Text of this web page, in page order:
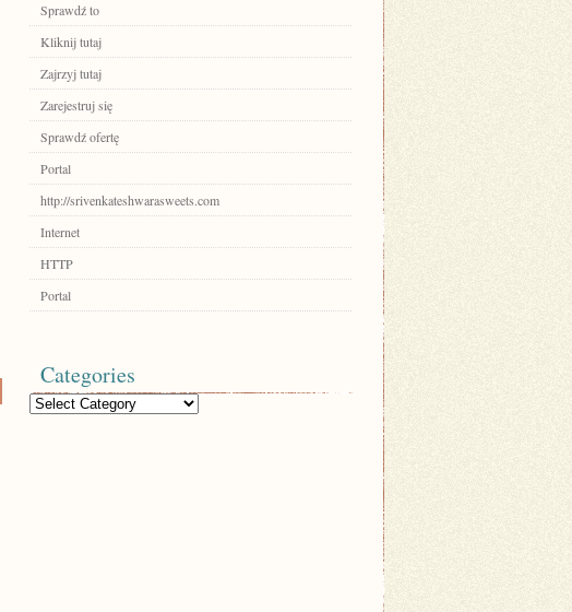
Sprawdź to
Kliknij tutaj
Zajrzyj tutaj
Zarejestruj się
Sprawdź ofertę
Portal
http://srivenkateshwarasweets.com
Internet
HTTP
Portal
Categories
Categories